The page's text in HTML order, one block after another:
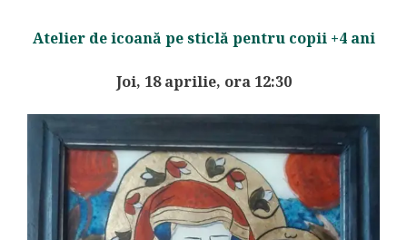
Atelier de icoană pe sticlă pentru copii +4 ani
Joi, 18 aprilie, ora 12:30